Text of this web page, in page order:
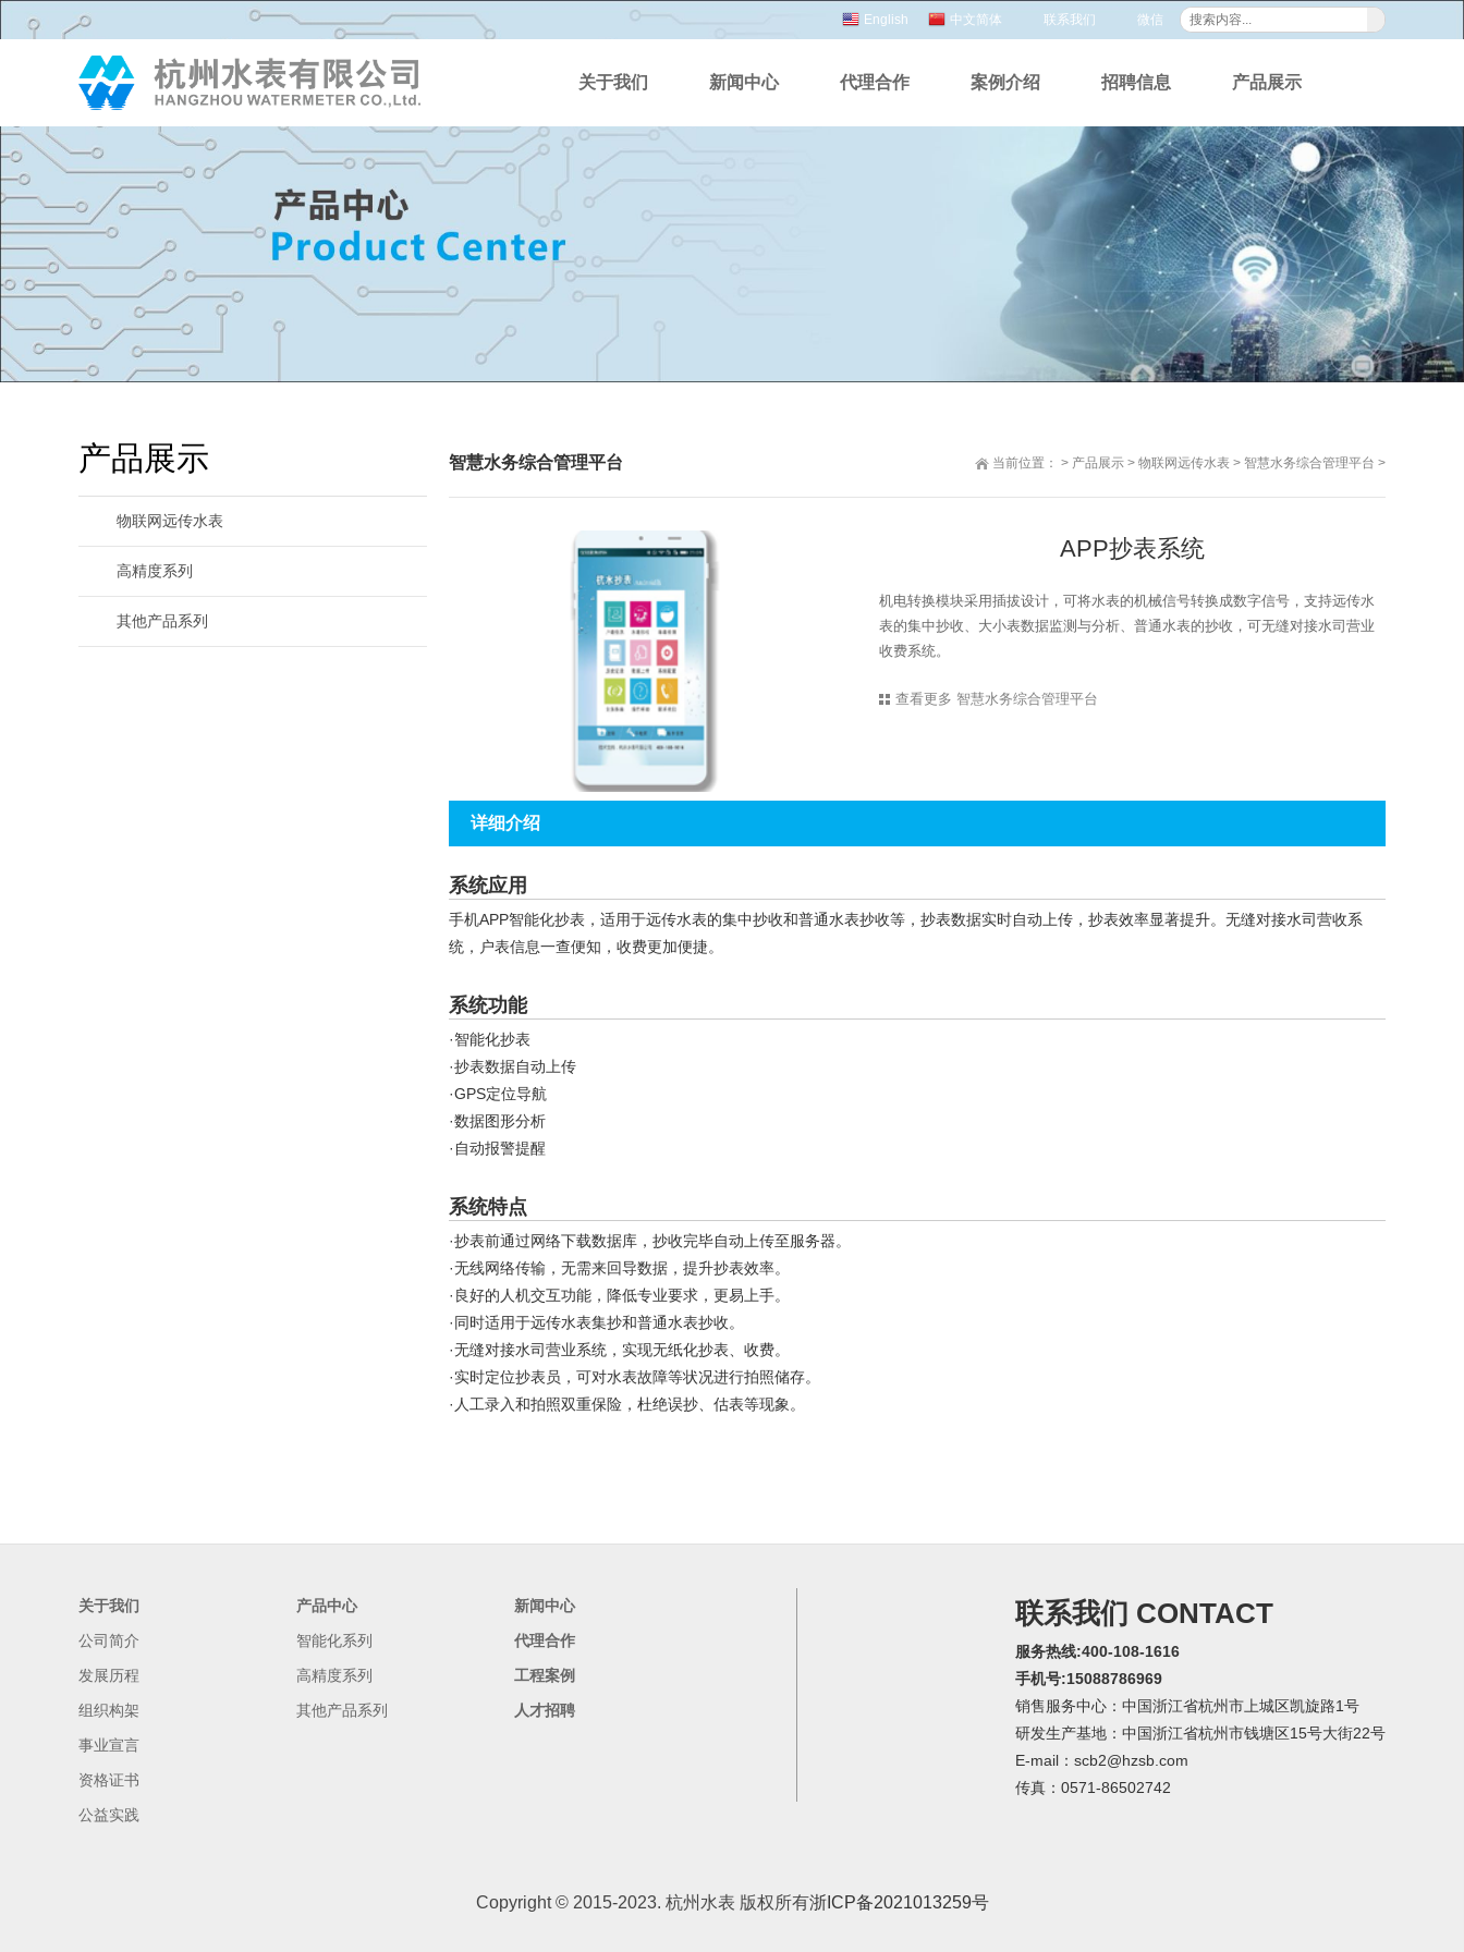
English 中文简体 联系我们 微信
关于我们 新闻中心 代理合作 案例介绍 招聘信息 产品展示
当前位置： > 产品展示 > 物联网远传水表 > 智慧水务综合管理平台 >
智慧水务综合管理平台
APP抄表系统
机电转换模块采用插拔设计，可将水表的机械信号转换成数字信号，支持远传水
表的集中抄收、大小表数据监测与分析、普通水表的抄收，可无缝对接水司营业
收费系统。
查看更多 智慧水务综合管理平台
详细介绍
系统应用
手机APP智能化抄表，适用于远传水表的集中抄收和普通水表抄收等，抄表数据实时自动上传，抄表效率显著提升。无缝对接水司营收系
统，户表信息一查便知，收费更加便捷。
系统功能
·智能化抄表
·抄表数据自动上传
·GPS定位导航
·数据图形分析
·自动报警提醒
系统特点
·抄表前通过网络下载数据库，抄收完毕自动上传至服务器。
·无线网络传输，无需来回导数据，提升抄表效率。
·良好的人机交互功能，降低专业要求，更易上手。
·同时适用于远传水表集抄和普通水表抄收。
·无缝对接水司营业系统，实现无纸化抄表、收费。
·实时定位抄表员，可对水表故障等状况进行拍照储存。
·人工录入和拍照双重保险，杜绝误抄、估表等现象。
产品展示
物联网远传水表
高精度系列
其他产品系列
关于我们
公司简介
发展历程
组织构架
事业宣言
资格证书
公益实践
产品中心
智能化系列
高精度系列
其他产品系列
新闻中心
代理合作
工程案例
人才招聘
联系我们 CONTACT
服务热线:400-108-1616
手机号:15088786969
销售服务中心：中国浙江省杭州市上城区凯旋路1号
研发生产基地：中国浙江省杭州市钱塘区15号大街22号
E-mail：scb2@hzsb.com
传真：0571-86502742
Copyright © 2015-2023. 杭州水表 版权所有浙ICP备2021013259号